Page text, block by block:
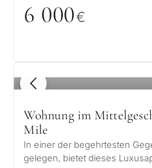
6 000€
1 / 8
Wohnung im
Mile
In einer der begehrtesten
gelegen, bietet dieses